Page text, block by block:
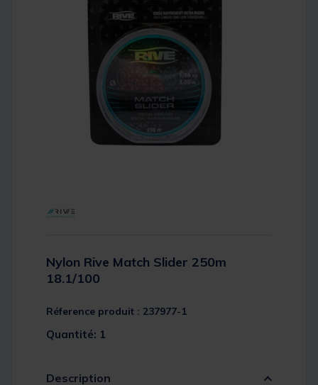
Nylon Rive Match Slider 250m
18.1/100
Réference produit : 237977-1
Quantité: 1
Description